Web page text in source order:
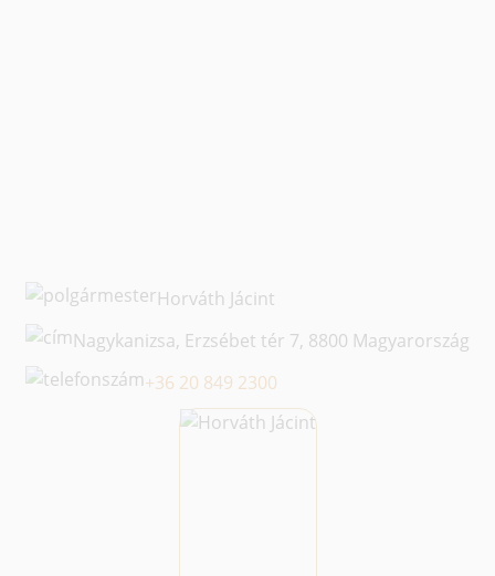
Horváth Jácint
Nagykanizsa, Erzsébet tér 7, 8800 Magyarország
+36 20 849 2300